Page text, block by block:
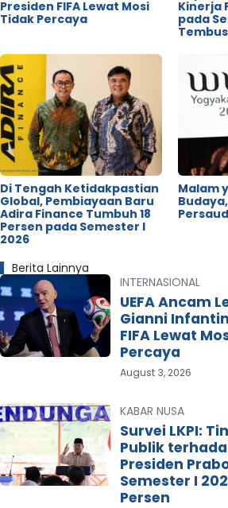
Presiden FIFA Lewat Mosi
Tidak Percaya
Kinerja
pada
Di Tengah Ketidakpastian
Global, Pembiayaan Baru
Adira Finance Tumbuh 18
Persen pada Semester I
2026
Malam
Berita Lainnya
INTERNASIONAL
UEFA Ancam
Gianni
FIFA Lewat
Percaya
August 3, 2026
KABAR NUSA
Survei LKPI:
Publik
Presiden
Semester I
Persen